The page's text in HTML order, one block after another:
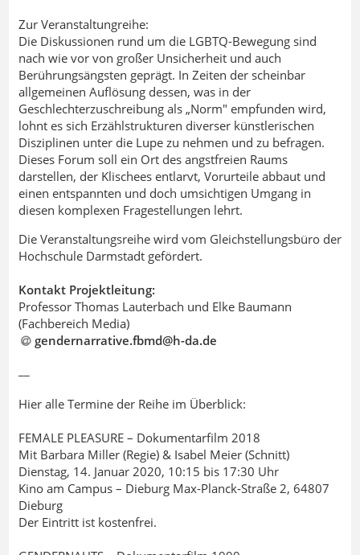
Zur Veranstaltungreihe:
Die Diskussionen rund um die LGBTQ-Bewegung sind
nach wie vor von großer Unsicherheit und auch
Berührungsängsten geprägt. In Zeiten der scheinbar
allgemeinen Auflösung dessen, was in der
Geschlechterzuschreibung als „Norm" empfunden wird,
lohnt es sich Erzählstrukturen diverser künstlerischen
Disziplinen unter die Lupe zu nehmen und zu befragen.
Dieses Forum soll ein Ort des angstfreien Raums
darstellen, der Klischees entlarvt, Vorurteile abbaut und
einen entspannten und doch umsichtigen Umgang in
diesen komplexen Fragestellungen lehrt.
Die Veranstaltungsreihe wird vom Gleichstellungsbüro der
Hochschule Darmstadt gefördert.
Kontakt Projektleitung:
Professor Thomas Lauterbach und Elke Baumann
(Fachbereich Media)
gendernarrative.fbmd@h-da.de
Hier alle Termine der Reihe im Überblick:
FEMALE PLEASURE – Dokumentarfilm 2018
Mit Barbara Miller (Regie) & Isabel Meier (Schnitt)
Dienstag, 14. Januar 2020, 10:15 bis 17:30 Uhr
Kino am Campus – Dieburg Max-Planck-Straße 2, 64807
Dieburg
Der Eintritt ist kostenfrei.